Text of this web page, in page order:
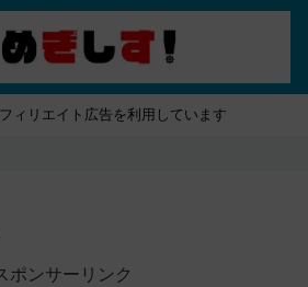
ィリエイト広告を利用しています
ポンサーリンク